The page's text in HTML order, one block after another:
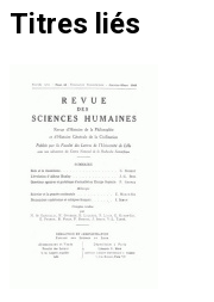
Titres liés